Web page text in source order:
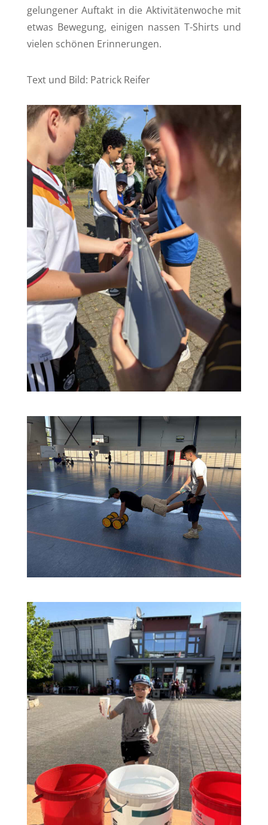
gelungener Auftakt in die Aktivitätenwoche mit
etwas Bewegung, einigen nassen T-Shirts und
vielen schönen Erinnerungen.
Text und Bild: Patrick Reifer